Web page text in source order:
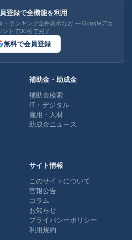
登録で全機能を利用
・ランキング全件表示など — Googleアカ
ントで30秒で完了
無料で会員登録
補助金・助成金
補助金検索
IT・デジタル
雇用・人材
助成金ニュース
サイト情報
このサイトについて
官報公告
コラム
お知らせ
プライバシーポリシー
利用規約